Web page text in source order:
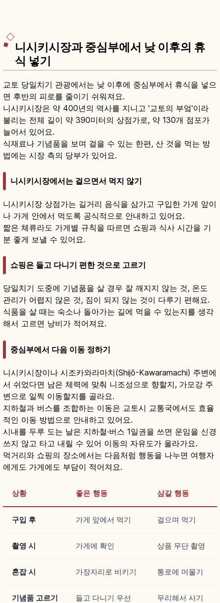
니시키시장과 중심부에서 낮 이후의 휴
식 넣기
교토 당일치기 관광에서는 낮 이후에 중심부에서 휴식을 넣으
면 후반의 피로를 줄이기 쉬워져요.
니시키시장은 약 400년의 역사를 지니고 '교토의 부엌'이라
불리는 전체 길이 약 390미터의 상점가로, 약 130개 점포가
늘어서 있어요.
식재료나 기념품을 보며 걸을 수 있는 한편, 산 것을 먹는 방
법에는 시장 측의 당부가 있어요.
니시키시장에서는 걸으면서 먹지 않기
니시키시장 상점가는 길거리 음식을 삼가고 구입한 가게 앞이
나 가게 안에서 먹도록 공식적으로 안내하고 있어요.
짧은 체류라도 가게별 규칙을 따르면 쇼핑과 식사 시간을 기
분 좋게 보낼 수 있어요.
쇼핑은 들고 다니기 편한 것으로 고르기
당일치기 도중에 기념품을 살 경우 잘 깨지지 않는 것, 온도
관리가 어렵지 않은 것, 짐이 되지 않는 것이 다루기 편해요.
식품을 살 때는 숙소나 돌아가는 길에 먹을 수 있는지를 생각
해서 고르면 낭비가 적어져요.
중심부에서 다음 이동 정하기
니시키시장이나 시조카와라마치(Shijō-Kawaramachi) 주변에
서 쉬었다면 남은 체력에 맞춰 니조성으로 향할지, 가모강 주
변으로 일찍 이동할지를 골라요.
지하철과 버스를 조합하는 이동은 교토시 교통국에서도 효율
적인 이동 방법으로 안내하고 있어요.
시내를 두루 도는 날은 지하철·버스 1일권을 쓰면 운임을 신경
쓰지 않고 타고 내릴 수 있어 이동의 자유도가 올라가요.
먹거리와 쇼핑의 장소에서는 다음처럼 행동을 나누면 여행자
에게도 가게에도 부담이 적어져요.
상황 좋은 행동 삼갈 행동
구입 후 가게 앞에서 먹기 걸으며 먹기
촬영 시 가게에 확인 상품 무단 촬영
혼잡 시 가장자리로 비키기 통로에 머물기
기념품 고르기 들고 다니기 우선 무리해서 사기